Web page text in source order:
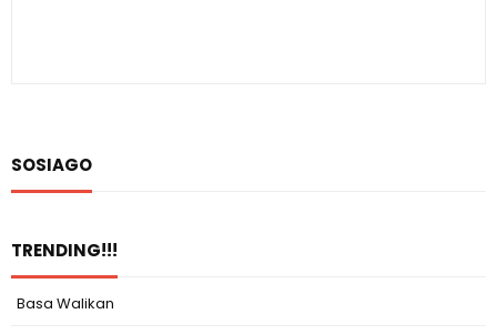
SOSIAGO
TRENDING!!!
Basa Walikan